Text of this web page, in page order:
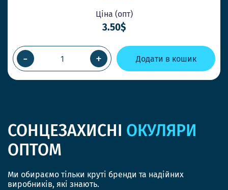
Ціна (опт)
3.50$
- + Додати в кошик
СОНЦЕЗАХИСНІ ОКУЛЯРИ
ОПТОМ
Ми обираємо тільки круті бренди та надійних
виробників, які знають.